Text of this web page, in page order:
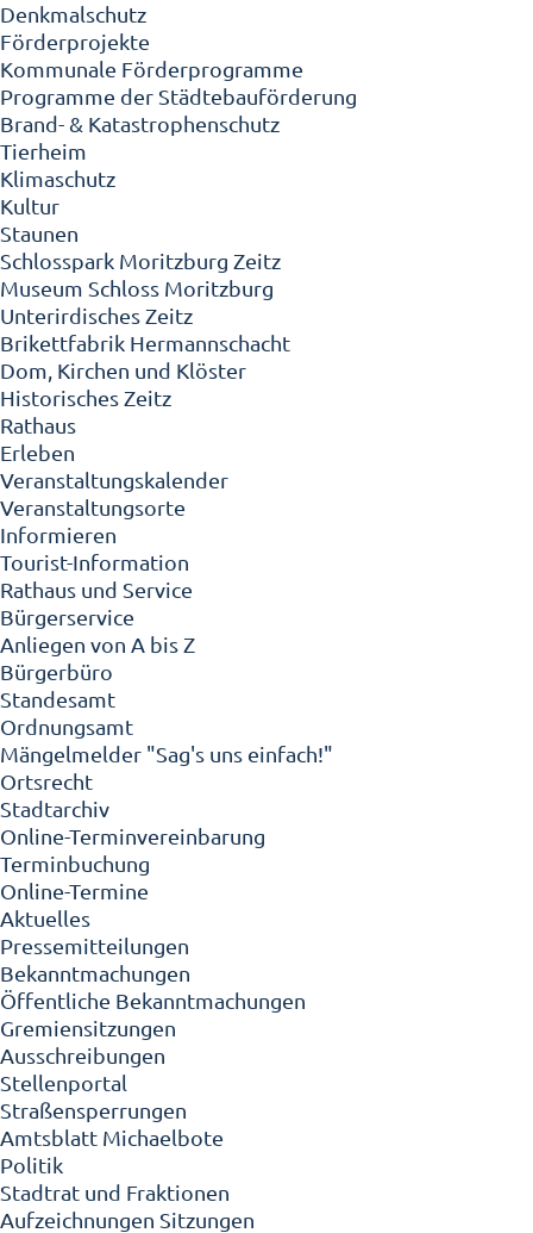
Denkmalschutz
Förderprojekte
Kommunale Förderprogramme
Programme der Städtebauförderung
Brand- & Katastrophenschutz
Tierheim
Klimaschutz
Kultur
Staunen
Schlosspark Moritzburg Zeitz
Museum Schloss Moritzburg
Unterirdisches Zeitz
Brikettfabrik Hermannschacht
Dom, Kirchen und Klöster
Historisches Zeitz
Rathaus
Erleben
Veranstaltungskalender
Veranstaltungsorte
Informieren
Tourist-Information
Rathaus und Service
Bürgerservice
Anliegen von A bis Z
Bürgerbüro
Standesamt
Ordnungsamt
Mängelmelder "Sag's uns einfach!"
Ortsrecht
Stadtarchiv
Online-Terminvereinbarung
Terminbuchung
Online-Termine
Aktuelles
Pressemitteilungen
Bekanntmachungen
Öffentliche Bekanntmachungen
Gremiensitzungen
Ausschreibungen
Stellenportal
Straßensperrungen
Amtsblatt Michaelbote
Politik
Stadtrat und Fraktionen
Aufzeichnungen Sitzungen